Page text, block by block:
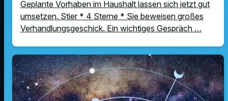
Geplante Vorhaben im Haushalt lassen sich jetzt gut
umsetzen. Stier * 4 Sterne * Sie beweisen großes
Verhandlungsgeschick. Ein wichtiges Gespräch …